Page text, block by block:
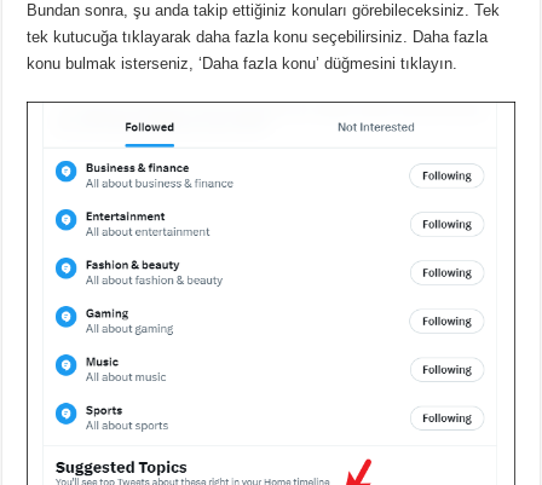
Bundan sonra, şu anda takip ettiğiniz konuları görebileceksiniz.Tek
tek kutucuğa tıklayarak daha fazla konu seçebilirsiniz. Daha fazla
konu bulmak isterseniz, ‘Daha fazla konu’ düğmesini tıklayın.